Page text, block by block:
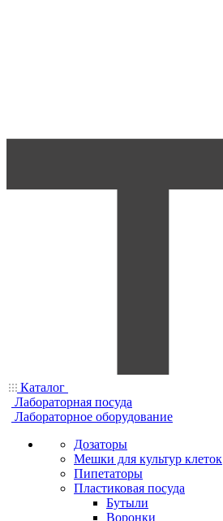
Каталог
Лабораторная посуда
Лабораторное оборудование
Дозаторы
Мешки для культур клеток
Пипетаторы
Пластиковая посуда
Бутыли
Воронки